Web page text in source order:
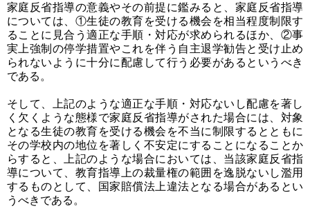
家庭反省指導の意義やその前提に鑑みると、家庭反省指導
については、①生徒の教育を受ける機会を相当程度制限す
ることに見合う適正な手順・対応が求められるほか、②事
実上強制の停学措置やこれを伴う自主退学勧告と受け止め
られないように十分に配慮して行う必要があるというべき
である。
そして、上記のような適正な手順・対応ないし配慮を著し
く欠くような態様で家庭反省指導がされた場合には、対象
となる生徒の教育を受ける機会を不当に制限するとともに
その学校内の地位を著しく不安定にすることになることか
らすると、上記のような場合においては、当該家庭反省指
導について、教育指導上の裁量権の範囲を逸脱ないし濫用
するものとして、国家賠償法上違法となる場合があるとい
うべきである。